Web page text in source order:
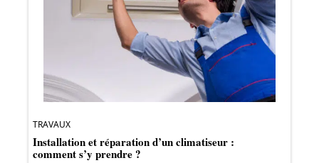
TRAVAUX
Installation et réparation d’un climatiseur :
comment s’y prendre ?